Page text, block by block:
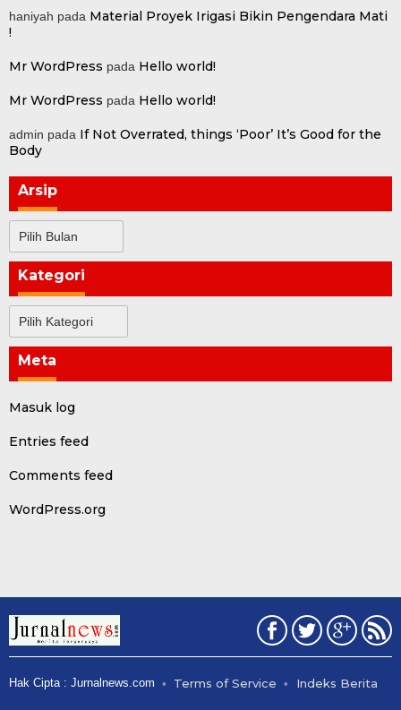
haniyah pada Material Proyek Irigasi Bikin Pengendara Mati
!
Mr WordPress pada Hello world!
Mr WordPress pada Hello world!
admin pada If Not Overrated, things ‘Poor’ It’s Good for the
Body
Arsip
Kategori
Meta
Masuk log
Entries feed
Comments feed
WordPress.org
Hak Cipta : Jurnalnews.com Terms of Service Indeks Berita